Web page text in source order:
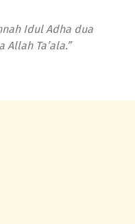
Idul Adha dua
Ta’ala.”